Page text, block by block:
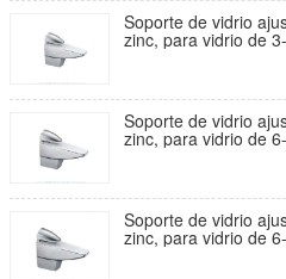
Soporte de vidrio
zinc, para vidrio de
Soporte de vidrio
zinc, para vidrio de
Soporte de vidrio
zinc, para vidrio de